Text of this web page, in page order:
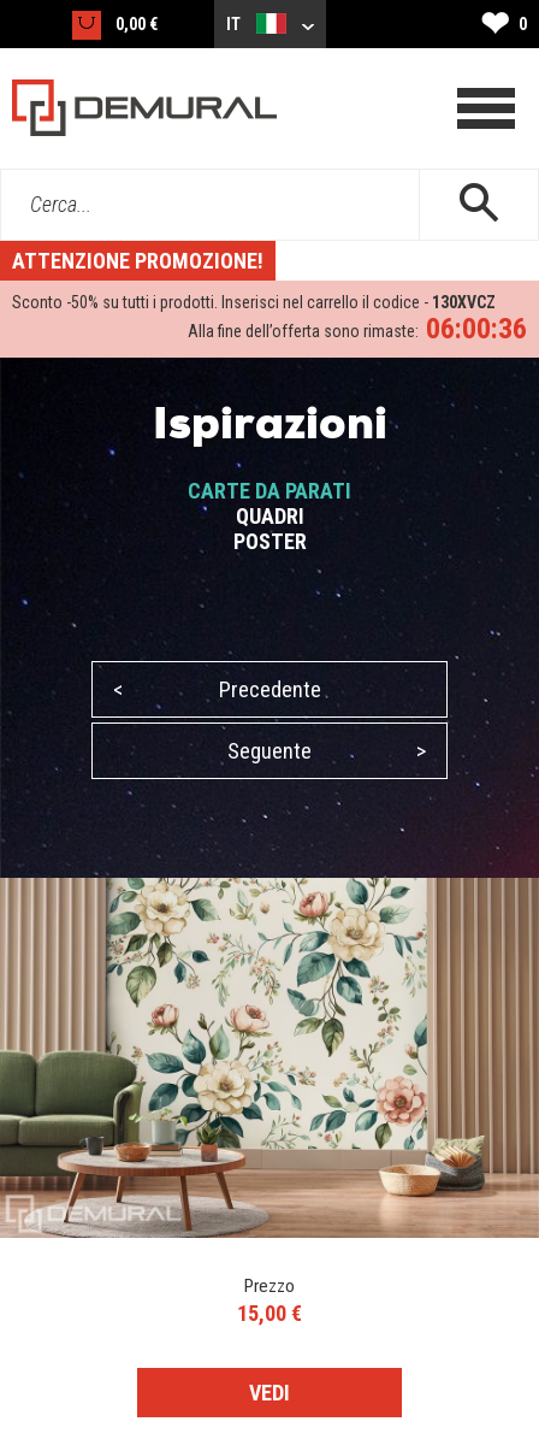
0,00 € IT ❤ 0
Cerca...
ATTENZIONE PROMOZIONE!
Sconto -50% su tutti i prodotti. Inserisci nel carrello il codice - 130XVCZ
06:00:36
Alla fine dell’offerta sono rimaste:
Ispirazioni
CARTE DA PARATI
QUADRI
POSTER
< Precedente
Seguente >
Prezzo
15,00 €
VEDI